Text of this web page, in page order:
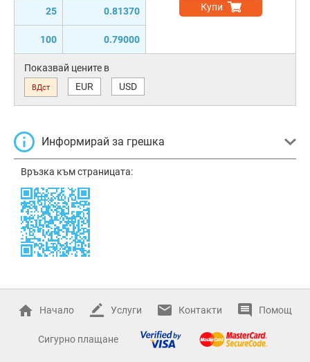
25 0.81370
100 0.79000
Купи
Показвай цените в
ВДст EUR USD
Информирай за грешка
Връзка към страницата:
Начало Услуги Контакти Помощ
Сигурно плащане